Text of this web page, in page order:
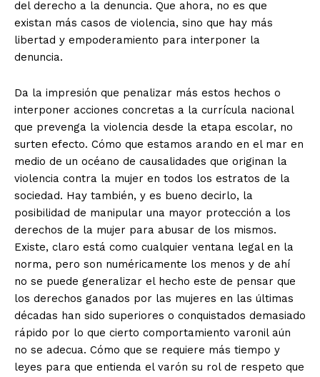
del derecho a la denuncia. Que ahora, no es que
existan más casos de violencia, sino que hay más
libertad y empoderamiento para interponer la
denuncia.
Da la impresión que penalizar más estos hechos o
interponer acciones concretas a la currícula nacional
que prevenga la violencia desde la etapa escolar, no
surten efecto. Cómo que estamos arando en el mar en
medio de un océano de causalidades que originan la
violencia contra la mujer en todos los estratos de la
sociedad. Hay también, y es bueno decirlo, la
posibilidad de manipular una mayor protección a los
derechos de la mujer para abusar de los mismos.
Existe, claro está como cualquier ventana legal en la
norma, pero son numéricamente los menos y de ahí
no se puede generalizar el hecho este de pensar que
los derechos ganados por las mujeres en las últimas
décadas han sido superiores o conquistados demasiado
rápido por lo que cierto comportamiento varonil aún
no se adecua. Cómo que se requiere más tiempo y
leyes para que entienda el varón su rol de respeto que